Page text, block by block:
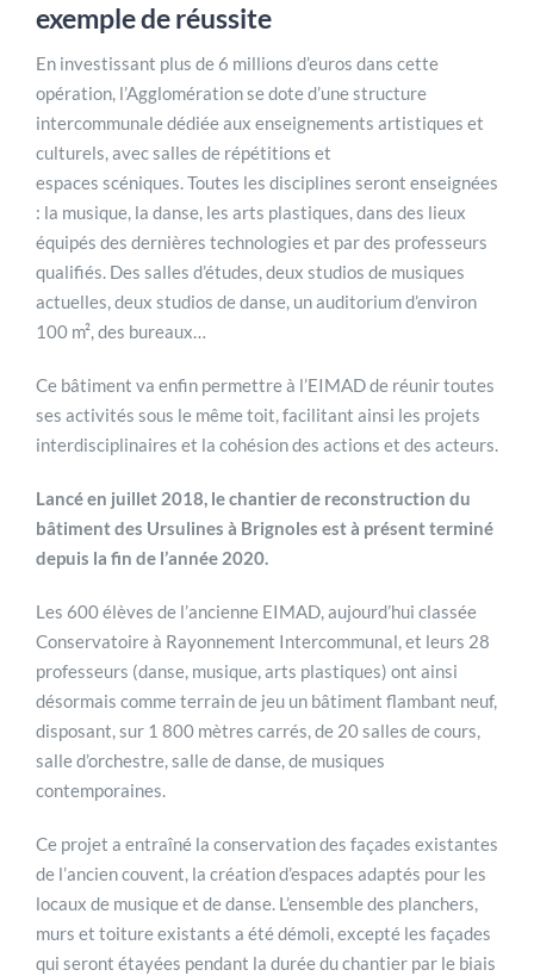
exemple de réussite
En investissant plus de 6 millions d’euros dans cette
opération, l’Agglomération se dote d’une structure
intercommunale dédiée aux enseignements artistiques et
culturels, avec salles de répétitions et
espaces scéniques. Toutes les disciplines seront enseignées
: la musique, la danse, les arts plastiques, dans des lieux
équipés des dernières technologies et par des professeurs
qualifiés. Des salles d’études, deux studios de musiques
actuelles, deux studios de danse, un auditorium d’environ
100 m², des bureaux…
Ce bâtiment va enfin permettre à l’EIMAD de réunir toutes
ses activités sous le même toit, facilitant ainsi les projets
interdisciplinaires et la cohésion des actions et des acteurs.
Lancé en juillet 2018, le chantier de reconstruction du
bâtiment des Ursulines à Brignoles est à présent terminé
depuis la fin de l’année 2020.
Les 600 élèves de l’ancienne EIMAD, aujourd’hui classée
Conservatoire à Rayonnement Intercommunal, et leurs 28
professeurs (danse, musique, arts plastiques) ont ainsi
désormais comme terrain de jeu un bâtiment flambant neuf,
disposant, sur 1 800 mètres carrés, de 20 salles de cours,
salle d’orchestre, salle de danse, de musiques
contemporaines.
Ce projet a entraîné la conservation des façades existantes
de l’ancien couvent, la création d’espaces adaptés pour les
locaux de musique et de danse. L’ensemble des planchers,
murs et toiture existants a été démoli, excepté les façades
qui seront étayées pendant la durée du chantier par le biais